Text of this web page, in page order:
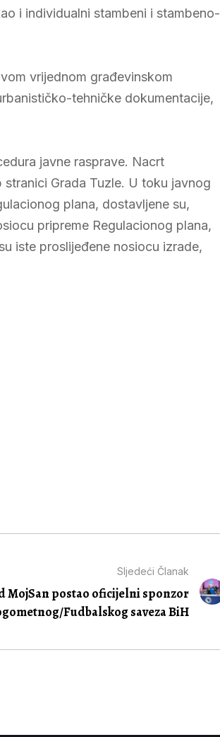
i individualni stambeni i stambeno-
vrijednom građevinskom
tehničke dokumentacije,
javne rasprave. Nacrt
Grada Tuzle. U toku javnog
plana, dostavljene su,
pripreme Regulacionog plana,
iste proslijeđene nosiocu izrade,
Sljedeći Članak
MojSan postao oficijelni sponzor
Fudbalskog saveza BiH